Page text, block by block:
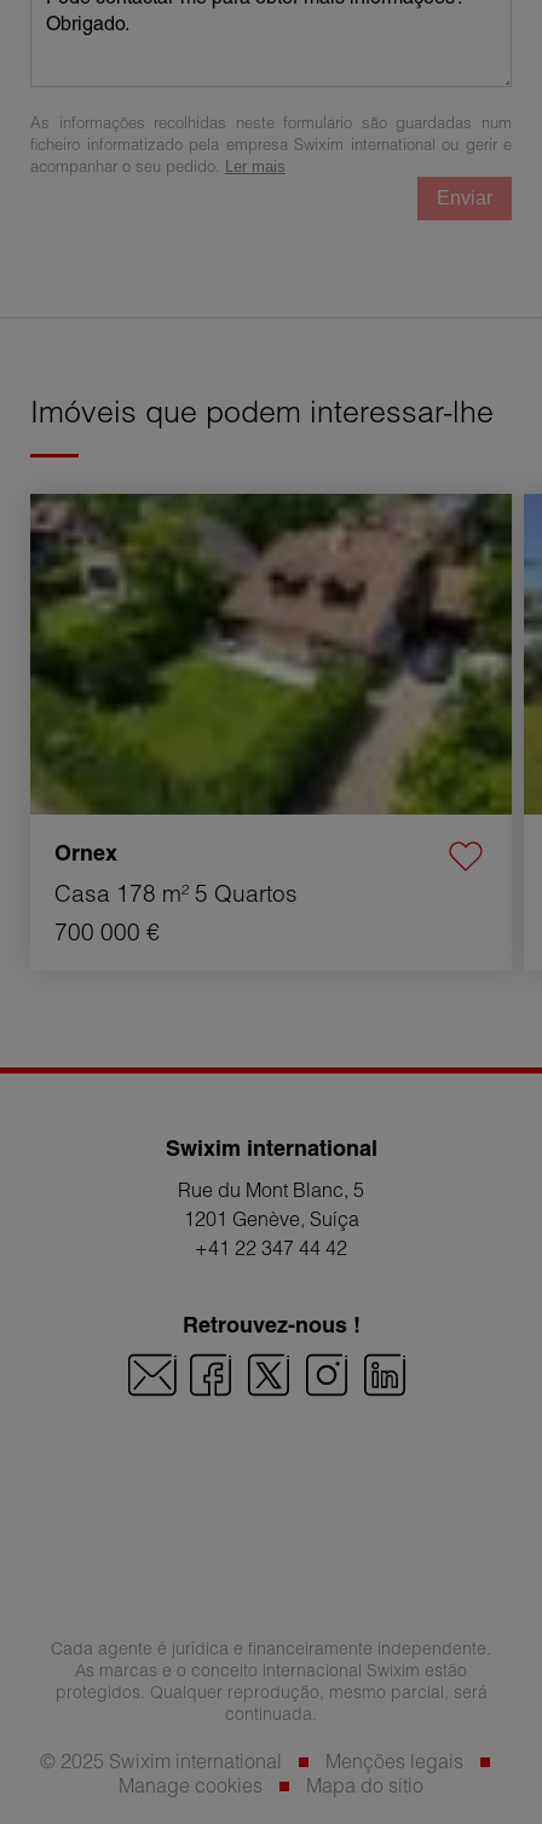
As informações recolhidas neste formulário são guardadas num
ficheiro informatizado pela empresa Swixim international ou gerir e
acompanhar o seu pedido.
Ler mais
Enviar
Imóveis que podem interessar-lhe
Venda Casa Ornex 5 Quartos 178 m²
Ornex
Casa 178 m² 5 Quartos
700 000 €
Swixim international
Rue du Mont Blanc, 5
1201 Genève, Suíça
+41 22 347 44 42
Retrouvez-nous !
Cada agente é jurídica e financeiramente independente.
As marcas e o conceito internacional Swixim estão
protegidos. Qualquer reprodução, mesmo parcial, será
continuada.
© 2025 Swixim international
Menções legais
Manage cookies
Mapa do sítio